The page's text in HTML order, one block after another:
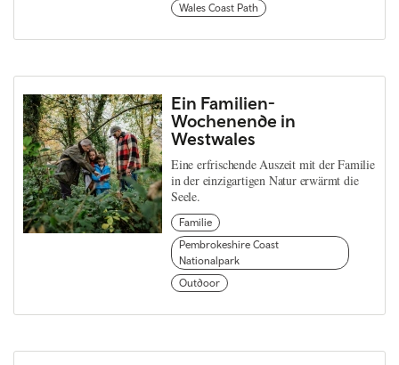
Wales Coast Path
Ein Familien-
Wochenende in
Westwales
Eine erfrischende Auszeit mit der Familie
in der einzigartigen Natur erwärmt die
Seele.
Familie
Pembrokeshire Coast
Nationalpark
Outdoor